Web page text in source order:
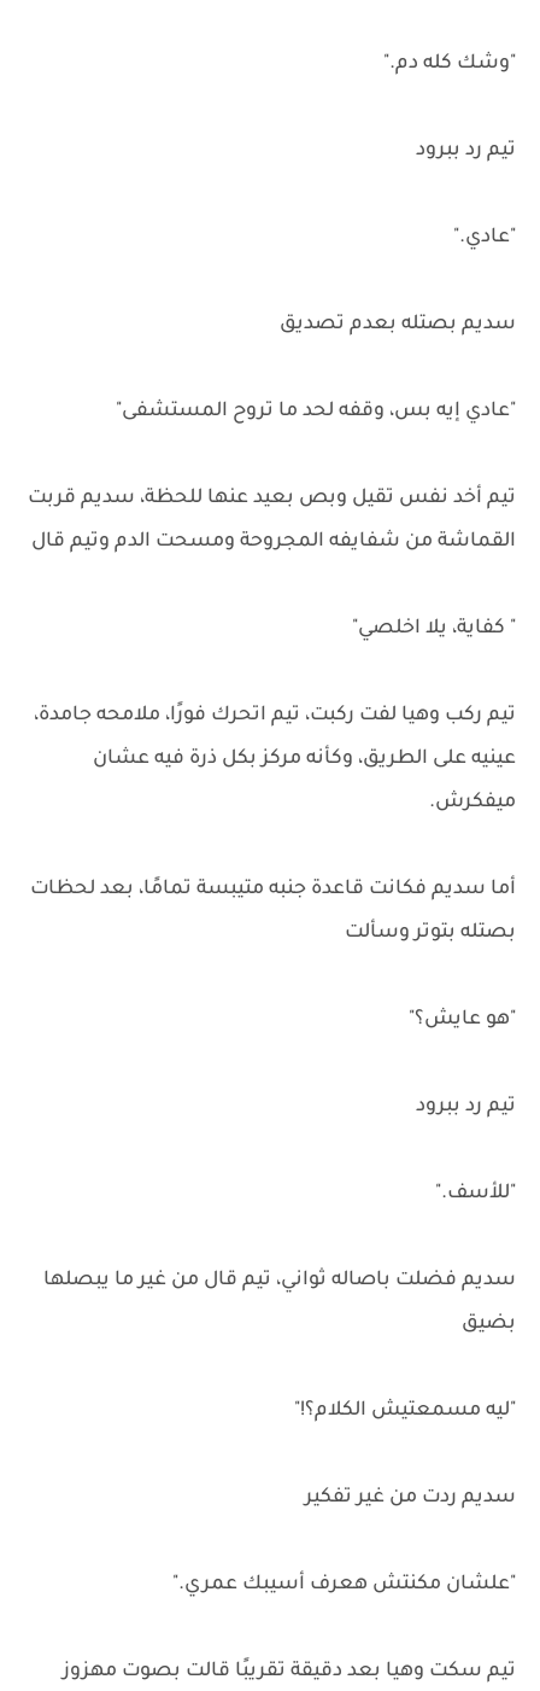
"وشك كله دم."
تيم رد ببرود
"عادي."
سديم بصتله بعدم تصديق
"عادي إيه بس، وقفه لحد ما تروح المستشفى"
تيم أخد نفس تقيل وبص بعيد عنها للحظة، سديم قربت
القماشة من شفايفه المجروحة ومسحت الدم وتيم قال
" كفاية، يلا اخلصي"
تيم ركب وهيا لفت ركبت، تيم اتحرك فورًا، ملامحه جامدة،
عينيه على الطريق، وكأنه مركز بكل ذرة فيه عشان
ميفكرش.
أما سديم فكانت قاعدة جنبه متيبسة تمامًا، بعد لحظات
بصتله بتوتر وسألت
"هو عايش؟"
تيم رد ببرود
"للأسف."
سديم فضلت باصاله ثواني، تيم قال من غير ما يبصلها
بضيق
"ليه مسمعتيش الكلام؟!"
سديم ردت من غير تفكير
"علشان مكنتش هعرف أسيبك عمري."
تيم سكت وهيا بعد دقيقة تقريبًا قالت بصوت مهزوز